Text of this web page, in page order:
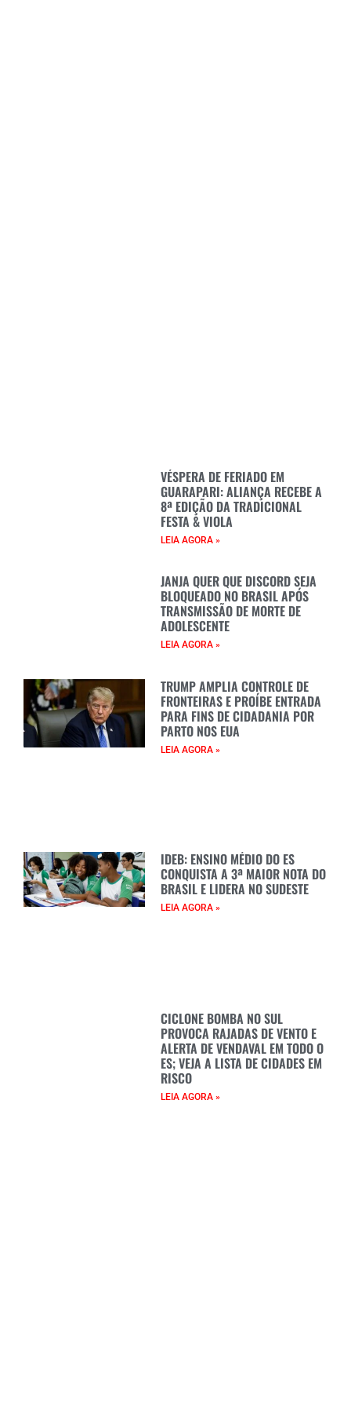
VÉSPERA DE FERIADO EM
GUARAPARI: ALIANÇA RECEBE A
8ª EDIÇÃO DA TRADICIONAL
FESTA & VIOLA
LEIA AGORA »
JANJA QUER QUE DISCORD SEJA
BLOQUEADO NO BRASIL APÓS
TRANSMISSÃO DE MORTE DE
ADOLESCENTE
LEIA AGORA »
TRUMP AMPLIA CONTROLE DE
FRONTEIRAS E PROÍBE ENTRADA
PARA FINS DE CIDADANIA POR
PARTO NOS EUA
LEIA AGORA »
IDEB: ENSINO MÉDIO DO ES
CONQUISTA A 3ª MAIOR NOTA DO
BRASIL E LIDERA NO SUDESTE
LEIA AGORA »
CICLONE BOMBA NO SUL
PROVOCA RAJADAS DE VENTO E
ALERTA DE VENDAVAL EM TODO O
ES; VEJA A LISTA DE CIDADES EM
RISCO
LEIA AGORA »